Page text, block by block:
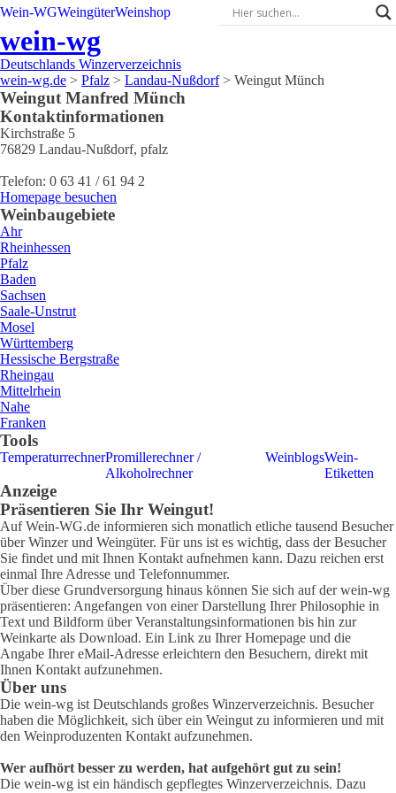
Wein-WGWeingüterWeinshop
wein-wg
Deutschlands Winzerverzeichnis
wein-wg.de > Pfalz > Landau-Nußdorf> Weingut Münch
Weingut Manfred Münch
Kontaktinformationen
Kirchstraße 5
76829 Landau-Nußdorf, pfalz
Telefon: 0 63 41 / 61 94 2
Homepage besuchen
Weinbaugebiete
Ahr
Rheinhessen
Pfalz
Baden
Sachsen
Saale-Unstrut
Mosel
Württemberg
Hessische Bergstraße
Rheingau
Mittelrhein
Nahe
Franken
Tools
TemperaturrechnerPromillerechner /
Alkoholrechner
WeinblogsWein-
Etiketten
Anzeige
Präsentieren Sie Ihr Weingut!
Auf Wein-WG.de informieren sich monatlich etliche tausend Besucher
über Winzer und Weingüter. Für uns ist es wichtig, dass der Besucher
Sie findet und mit Ihnen Kontakt aufnehmen kann. Dazu reichen erst
einmal Ihre Adresse und Telefonnummer.
Über diese Grundversorgung hinaus können Sie sich auf der wein-wg
präsentieren: Angefangen von einer Darstellung Ihrer Philosophie in
Text und Bildform über Veranstaltungsinformationen bis hin zur
Weinkarte als Download. Ein Link zu Ihrer Homepage und die
Angabe Ihrer eMail-Adresse erleichtern den Besuchern, direkt mit
Ihnen Kontakt aufzunehmen.
Über uns
Die wein-wg ist Deutschlands großes Winzerverzeichnis. Besucher
haben die Möglichkeit, sich über ein Weingut zu informieren und mit
den Weinproduzenten Kontakt aufzunehmen.
Wer aufhört besser zu werden, hat aufgehört gut zu sein!
Die wein-wg ist ein händisch gepflegtes Winzerverzeichnis. Dazu